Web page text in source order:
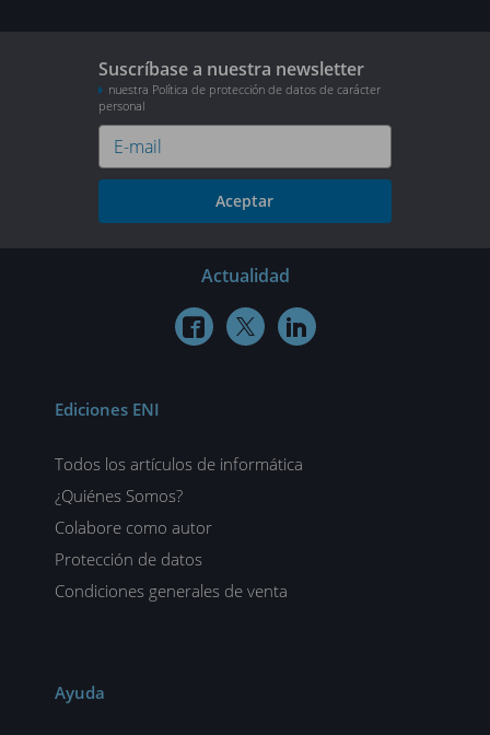
Suscríbase a nuestra newsletter
nuestra Política de protección de datos de carácter
personal
Aceptar
Actualidad
  
Ediciones ENI
Todos los artículos de informática
¿Quiénes Somos?
Colabore como autor
Protección de datos
Condiciones generales de venta
Ayuda